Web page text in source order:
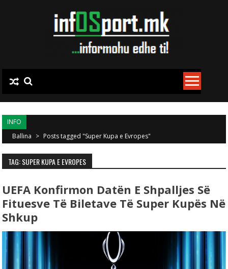
INFO
Ballina > Posts tagged "Super Kupa e Evropes"
TAG: SUPER KUPA E EVROPES
UEFA Konfirmon Datën E Shpalljes Së
Fituesve Të Biletave Të Super Kupës Në
Shkup